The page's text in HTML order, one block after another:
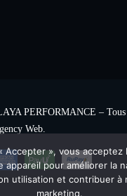
PERFORMANCE – Tous
Web.
Accepter », vous acceptez
appareil pour améliorer la
utilisation et contribuer à
marketing.